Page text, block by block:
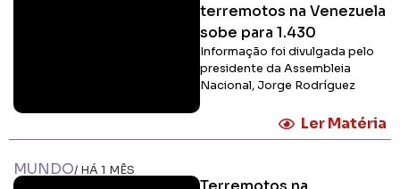
terremotos na Venezuela
sobe para 1.430
Informação foi divulgada pelo
presidente da Assembleia
Nacional, Jorge Rodríguez
Ler Matéria
MUNDO/ HÁ 1 MÊS